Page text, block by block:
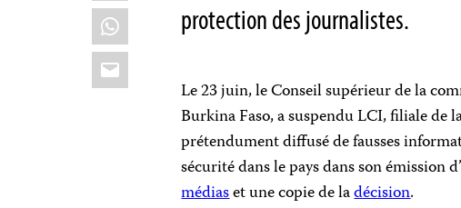
WhatsApp
Email
protection des journalistes.
Le 23 juin, le Conseil supérieur de la
Burkina Faso, a suspendu LCI, filiale
prétendument diffusé de fausses
sécurité dans le pays dans son émission
médiaset une copie de ladécision.